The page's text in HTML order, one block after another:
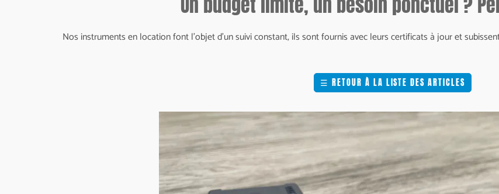
Nos instruments en location font l'objet d'un suivi constant, ils sont fournis avec leurs certificats à jour et
☰ RETOUR À LA LISTE DES ARTICLES